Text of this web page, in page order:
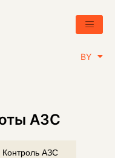
BY
EN
АЗС
Контроль АЗС